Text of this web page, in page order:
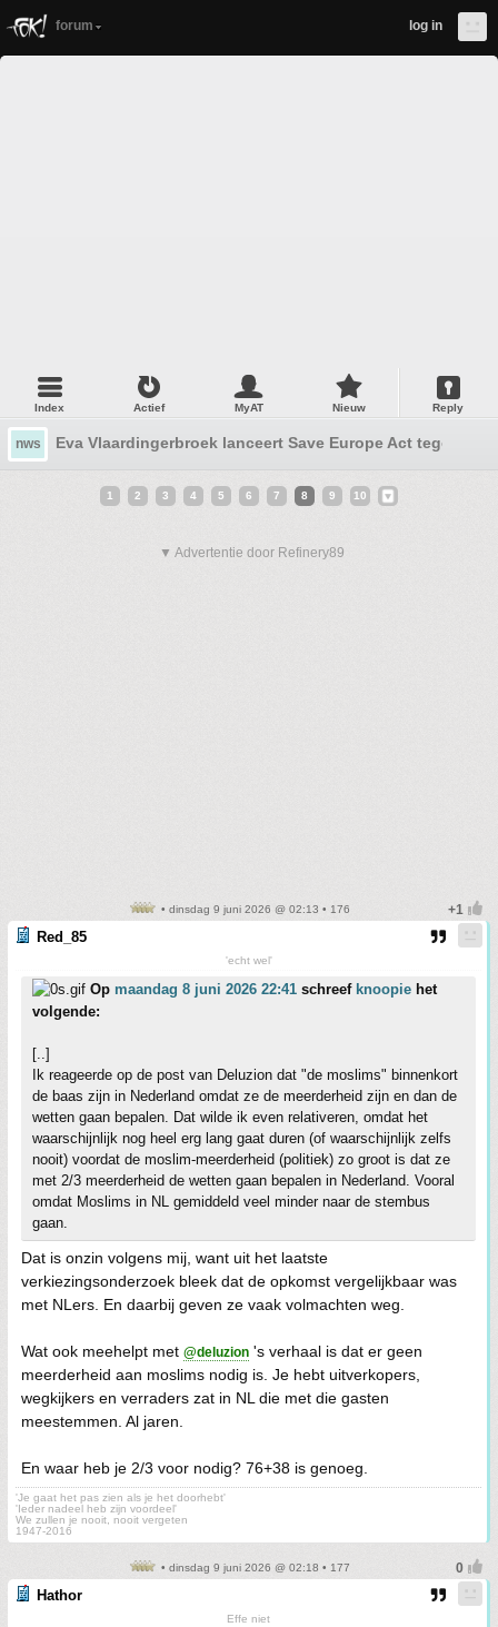
forum log in
Index Actief MyAT Nieuw Reply
nws Eva Vlaardingerbroek lanceert Save Europe Act tegen
1 2 3 4 5 6 7 8 9 10
▼ Advertentie door Refinery89
• dinsdag 9 juni 2026 @ 02:13 • 176
Red_85
'echt wel'
Op maandag 8 juni 2026 22:41 schreef knoopie het
volgende:
[..]
Ik reageerde op de post van Deluzion dat "de moslims" binnenkort
de baas zijn in Nederland omdat ze de meerderheid zijn en dan de
wetten gaan bepalen. Dat wilde ik even relativeren, omdat het
waarschijnlijk nog heel erg lang gaat duren (of waarschijnlijk zelfs
nooit) voordat de moslim-meerderheid (politiek) zo groot is dat ze
met 2/3 meerderheid de wetten gaan bepalen in Nederland. Vooral
omdat Moslims in NL gemiddeld veel minder naar de stembus
gaan.
Dat is onzin volgens mij, want uit het laatste
verkiezingsonderzoek bleek dat de opkomst vergelijkbaar was
met NLers. En daarbij geven ze vaak volmachten weg.
Wat ook meehelpt met @deluzion 's verhaal is dat er geen
meerderheid aan moslims nodig is. Je hebt uitverkopers,
wegkijkers en verraders zat in NL die met die gasten
meestemmen. Al jaren.
En waar heb je 2/3 voor nodig? 76+38 is genoeg.
'Je gaat het pas zien als je het doorhebt'
'Ieder nadeel heb zijn voordeel'
We zullen je nooit, nooit vergeten
1947-2016
• dinsdag 9 juni 2026 @ 02:18 • 177
Hathor
Effe niet